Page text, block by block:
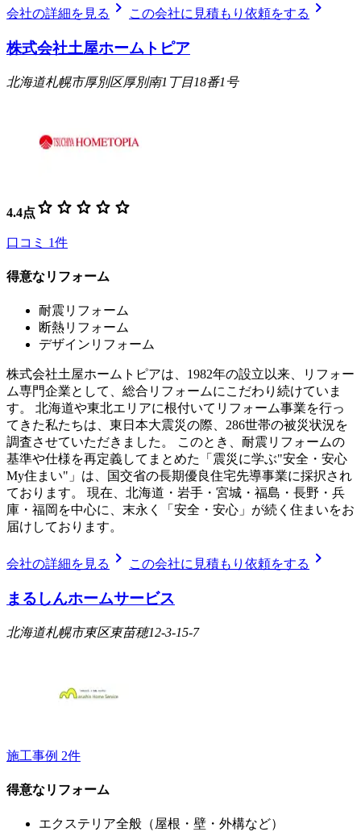
会社の詳細を見る chevron_right この会社に見積もり依頼をする chevron_right
株式会社土屋ホームトピア
北海道札幌市厚別区厚別南1丁目18番1号
4.4点 star star star star star
口コミ 1件
得意なリフォーム
耐震リフォーム
断熱リフォーム
デザインリフォーム
株式会社土屋ホームトピアは、1982年の設立以来、リフォー
ム専門企業として、総合リフォームにこだわり続けていま
す。 北海道や東北エリアに根付いてリフォーム事業を行っ
てきた私たちは、東日本大震災の際、286世帯の被災状況を
調査させていただきました。 このとき、耐震リフォームの
基準や仕様を再定義してまとめた「震災に学ぶ"安全・安心
My住まい"」は、国交省の長期優良住宅先導事業に採択され
ております。 現在、北海道・岩手・宮城・福島・長野・兵
庫・福岡を中心に、末永く「安全・安心」が続く住まいをお
届けしております。
会社の詳細を見る chevron_right この会社に見積もり依頼をする chevron_right
まるしんホームサービス
北海道札幌市東区東苗穂12-3-15-7
施工事例 2件
得意なリフォーム
エクステリア全般（屋根・壁・外構など）